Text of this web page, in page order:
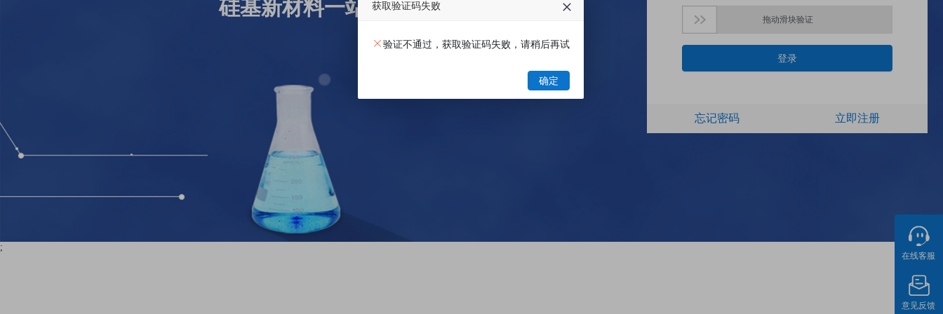
硅基新材料一站式电商平台
拖动滑块验证
登录
忘记密码 立即注册
;
在线客服
意见反馈
获取验证码失败
验证不通过，获取验证码失败，请稍后再试
确定